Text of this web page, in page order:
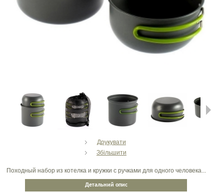
Друкувати
Збільшити
Походный набор из котелка и кружки с ручками для одного человека...
Детальний опис